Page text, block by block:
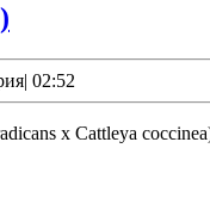
(1890)
| 02:52
x Cattleya